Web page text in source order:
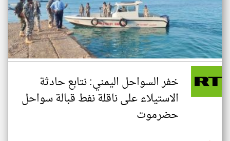
خفر السواحل اليمني: نتابع حادثة
الاستيلاء على ناقلة نفط قبالة سواحل
حضرموت